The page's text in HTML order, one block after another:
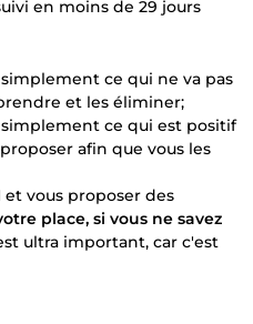
en moins de 29 jours
ce qui ne va pas
et les éliminer;
ce qui est positif
afin que vous les
et vous proposer des
place, si vous ne savez
ultra important, car c'est